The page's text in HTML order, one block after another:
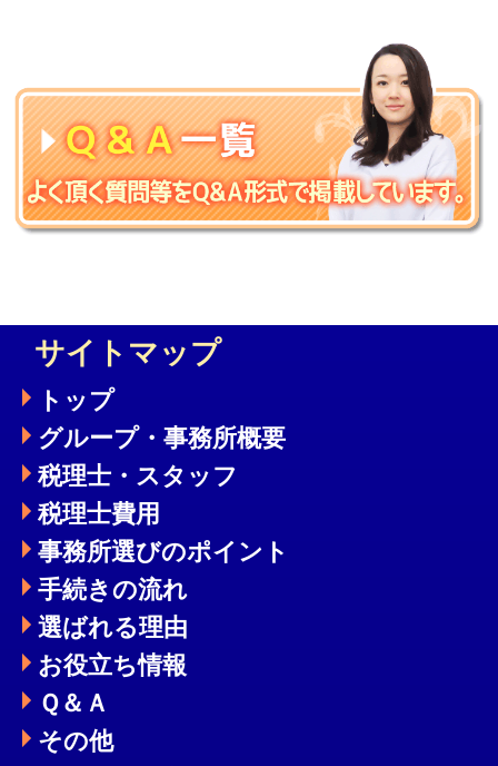
サイトマップ
トップ
グループ・事務所概要
税理士・スタッフ
税理士費用
事務所選びのポイント
手続きの流れ
選ばれる理由
お役立ち情報
Ｑ＆Ａ
その他